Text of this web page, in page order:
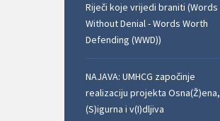
Riječi koje vrijedi braniti (Words
Without Denial - Words Worth
Defending (WWD))
NAJAVA: UMHCG započinje
realizaciju projekta Osna(Ž)ena,
(S)igurna i v(I)dljiva